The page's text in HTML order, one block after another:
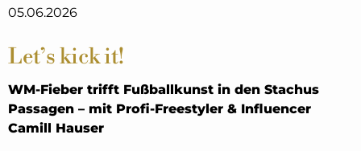
05.06.2026
Let’s kick it!
WM-Fieber trifft Fußballkunst in den Stachus
Passagen – mit Profi-Freestyler & Influencer
Camill Hauser